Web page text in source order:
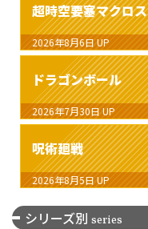
超時空要塞マクロス
2026年8月6日 UP
ドラゴンボール
2026年7月30日 UP
呪術廻戦
2026年8月5日 UP
シリーズ別 series